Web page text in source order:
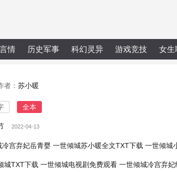
情 历史军事 科幻灵异 游戏竞技 女生
者： 苏小暖
全本
2022-04-13
冷宫弃妃岳青婴 一世倾城苏小暖全文TXT下载 一世倾城
城TXT下载 一世倾城电视剧免费观看 一世倾城冷宫弃妃